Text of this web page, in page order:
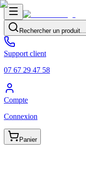
Rechercher un produit...
Support client
07 67 29 47 58
Compte
Connexion
Panier